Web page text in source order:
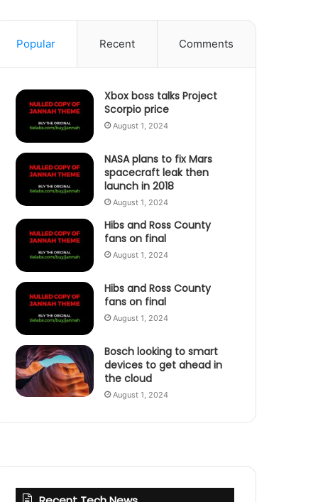
Popular Recent Comments
Xbox boss talks Project
Scorpio price
August 1, 2024
NASA plans to fix Mars
spacecraft leak then
launch in 2018
August 1, 2024
Hibs and Ross County
fans on final
August 1, 2024
Hibs and Ross County
fans on final
August 1, 2024
Bosch looking to smart
devices to get ahead in
the cloud
August 1, 2024